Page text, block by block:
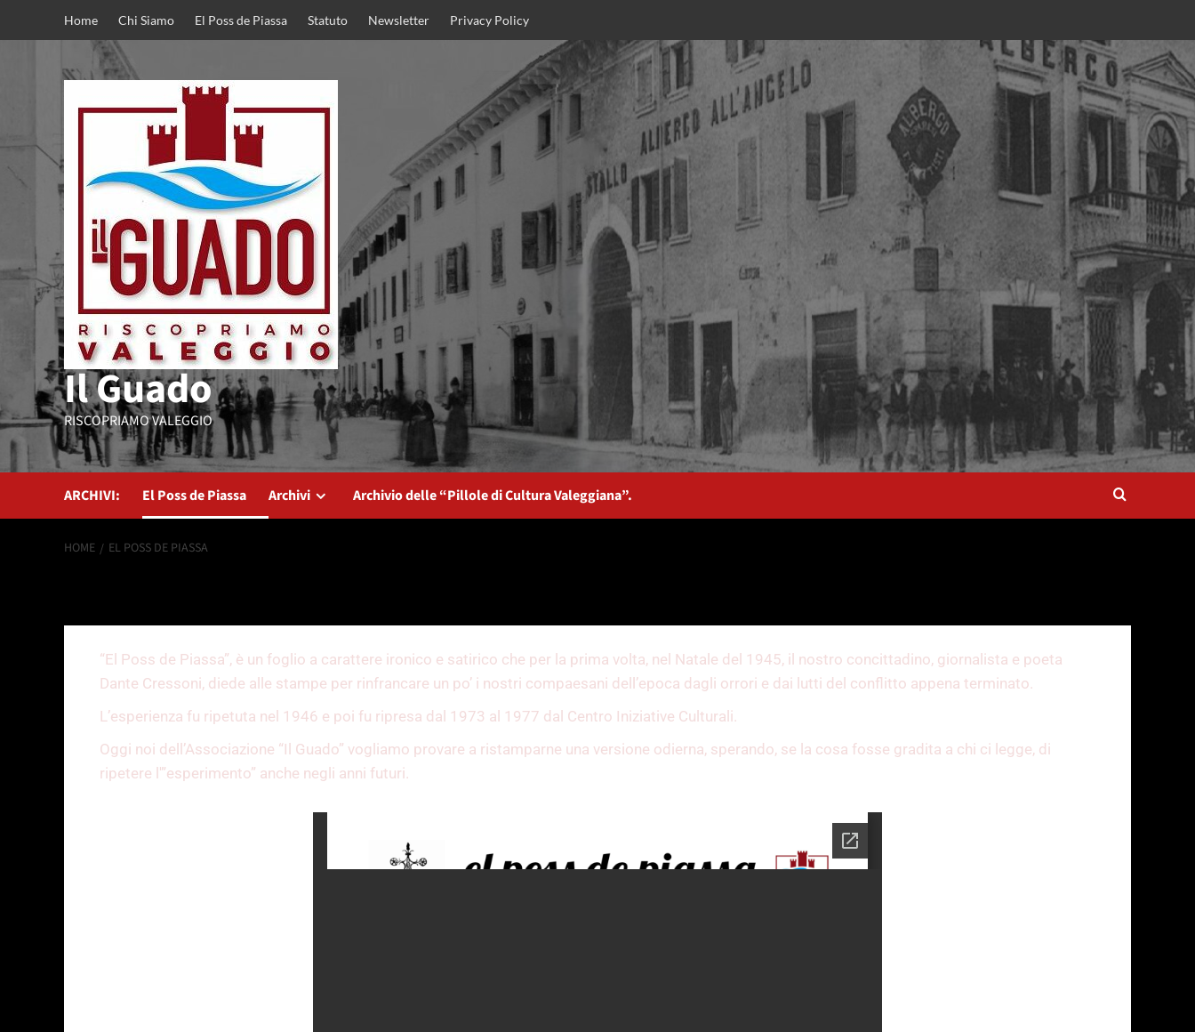
Home Chi Siamo El Poss de Piassa Statuto Newsletter Privacy Policy
Il Guado
RISCOPRIAMO VALEGGIO
ARCHIVI: El Poss de Piassa Archivi Archivio delle “Pillole di Cultura Valeggiana”.
HOME EL POSS DE PIASSA
“El Poss de Piassa”, è un foglio a carattere ironico e satirico che per la prima volta, nel Natale del 1945, il nostro concittadino, giornalista e poeta
Dante Cressoni, diede alle stampe per rinfrancare un po’ i nostri compaesani dell’epoca dagli orrori e dai lutti del conflitto appena terminato.
L’esperienza fu ripetuta nel 1946 e poi fu ripresa dal 1973 al 1977 dal Centro Iniziative Culturali.
Oggi noi dell’Associazione “Il Guado” vogliamo provare a ristamparne una versione odierna, sperando, se la cosa fosse gradita a chi ci legge, di
ripetere l'”esperimento” anche negli anni futuri.